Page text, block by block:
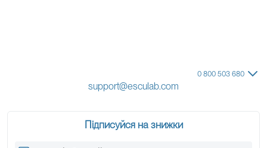
0 800 503 680
support@esculab.com
Підписуйся на знижки